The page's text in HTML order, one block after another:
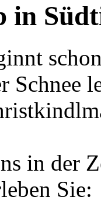
in
Schnee
in der
Sie: